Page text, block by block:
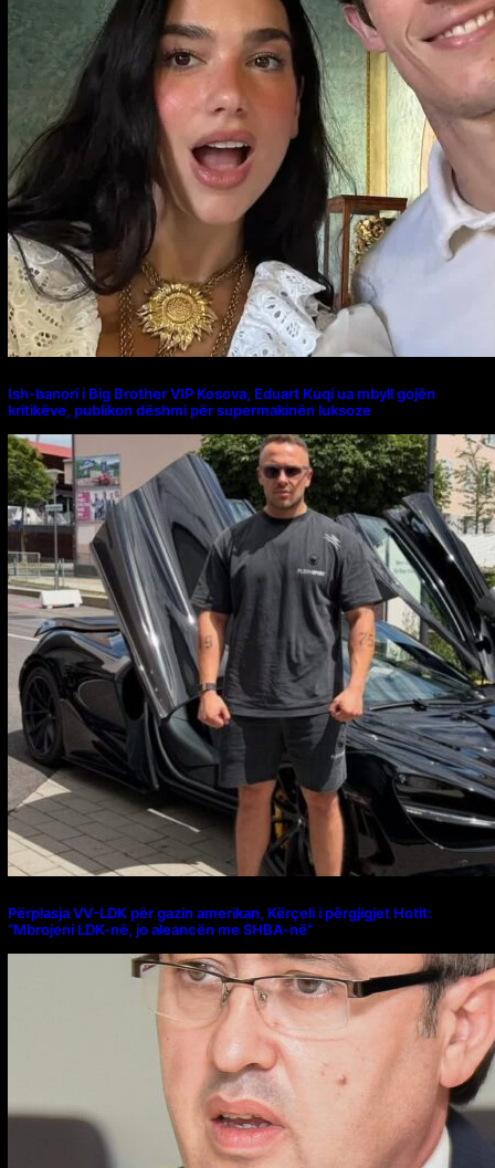
Ish-banori i Big Brother VIP Kosova, Eduart Kuqi ua mbyll gojën
kritikëve, publikon dëshmi për supermakinën luksoze
Përplasja VV-LDK për gazin amerikan, Kërçeli i përgjigjet Hotit:
“Mbrojeni LDK-në, jo aleancën me SHBA-në”